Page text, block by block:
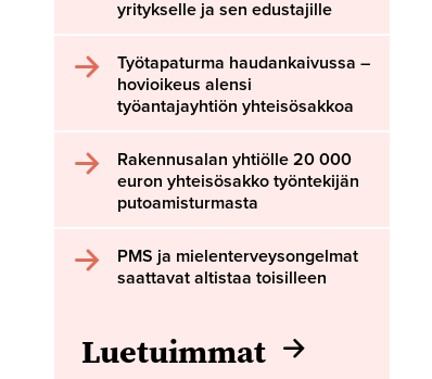
yritykselle ja sen edustajille
Työtapaturma haudankaivussa –
hovioikeus alensi
työantajayhtiön yhteisösakkoa
Rakennusalan yhtiölle 20 000
euron yhteisösakko työntekijän
putoamisturmasta
PMS ja mielenterveysongelmat
saattavat altistaa toisilleen
Luetuimmat